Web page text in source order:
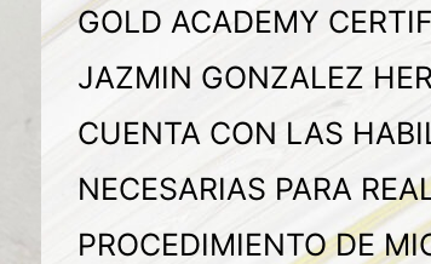
GOLD ACADEMY
JAZMIN GONZALEZ
CUENTA CON LAS
NECESARIAS PARA
PROCEDIMIENTO DE